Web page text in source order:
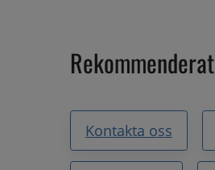
Rekommenderat
Kontakta oss